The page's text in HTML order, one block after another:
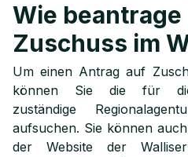
Wie beantrage
Zuschuss im
Um einen Antrag auf
können Sie die für die
zuständige
aufsuchen. Sie können
der Website der Walliser